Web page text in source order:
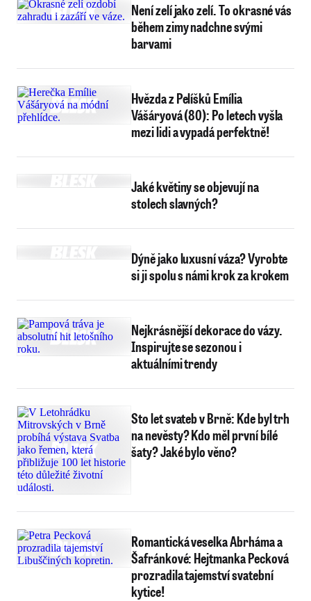
Není zelí jako zelí. To okrasné vás
během zimy nadchne svými
barvami
Hvězda z Pelíšků Emília
Vášáryová (80): Po letech vyšla
mezi lidi a vypadá perfektně!
Jaké květiny se objevují na
stolech slavných?
Dýně jako luxusní váza? Vyrobte
si ji spolu s námi krok za krokem
Nejkrásnější dekorace do vázy.
Inspirujte se sezonou i
aktuálními trendy
Sto let svateb v Brně: Kde byl trh
na nevěsty? Kdo měl první bílé
šaty? Jaké bylo věno?
Romantická veselka Abrháma a
Šafránkové: Hejtmanka Pecková
prozradila tajemství svatební
kytice!